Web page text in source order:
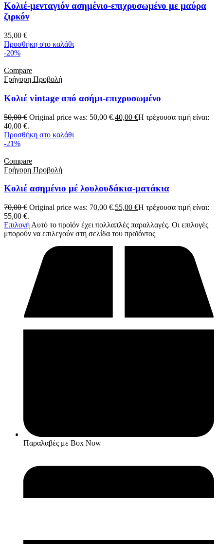
Κολιέ-μενταγιόν ασημένιο-επιχρυσωμένο με μαύρα
ζιρκόν
35,00 €
Προσθήκη στο καλάθι
-20%
Compare
Γρήγορη Προβολή
Κολιέ vintage από ασήμι-επιχρυσωμένο
50,00€ Original price was: 50,00 €.40,00 €Η τρέχουσα τιμή είναι:
40,00 €.
Προσθήκη στο καλάθι
-21%
Compare
Γρήγορη Προβολή
Κολιέ ασημένιο μέ λουλουδάκια-ματάκια
70,00€ Original price was: 70,00 €.55,00 €Η τρέχουσα τιμή είναι:
55,00 €.
Επιλογή Αυτό το προϊόν έχει πολλαπλές παραλλαγές. Οι επιλογές
μπορούν να επιλεγούν στη σελίδα του προϊόντος
Παραλαβές με Box Now